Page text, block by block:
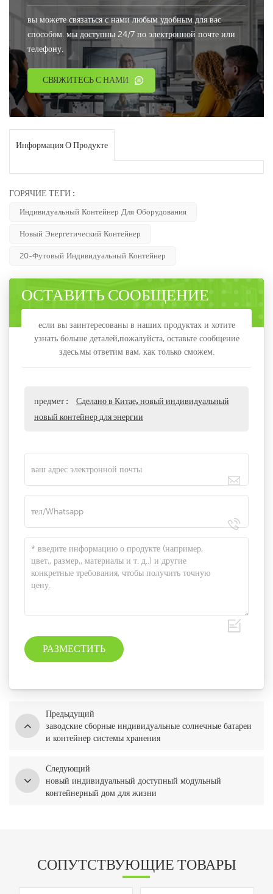
вы можете связаться с нами любым удобным для вас
способом. мы доступны 24/7 по электронной почте или
телефону.
СВЯЖИТЕСЬ С НАМИ
Информация О Продукте
ГОРЯЧИЕ ТЕГИ :
Индивидуальный Контейнер Для Оборудования
Новый Энергетический Контейнер
20-Футовый Индивидуальный Контейнер
ОСТАВИТЬ СООБЩЕНИЕ
если вы заинтересованы в наших продуктах и хотите
узнать больше деталей,пожалуйста, оставьте сообщение
здесь,мы ответим вам, как только сможем.
предмет :
Сделано в Китае, новый индивидуальный
новый контейнер для энергии
Предыдущий
заводские сборные индивидуальные солнечные батареи
и контейнер системы хранения
Следующий
новый индивидуальный доступный модульный
контейнерный дом для жизни
СОПУТСТВУЮЩИЕ ТОВАРЫ